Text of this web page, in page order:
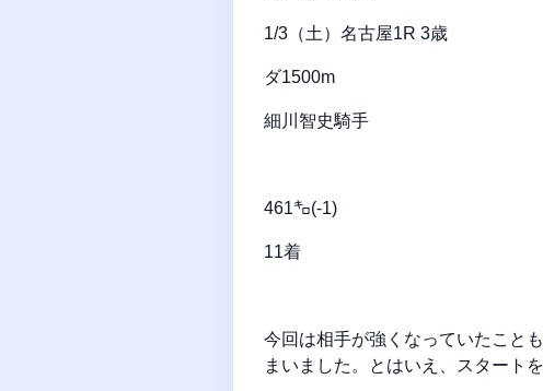
1/3（土）名古屋1R 3歳
ダ1500m
細川智史騎手
461㌔(-1)
11着
今回は相手が強くなっていたこと
まいました。とはいえ、スタート